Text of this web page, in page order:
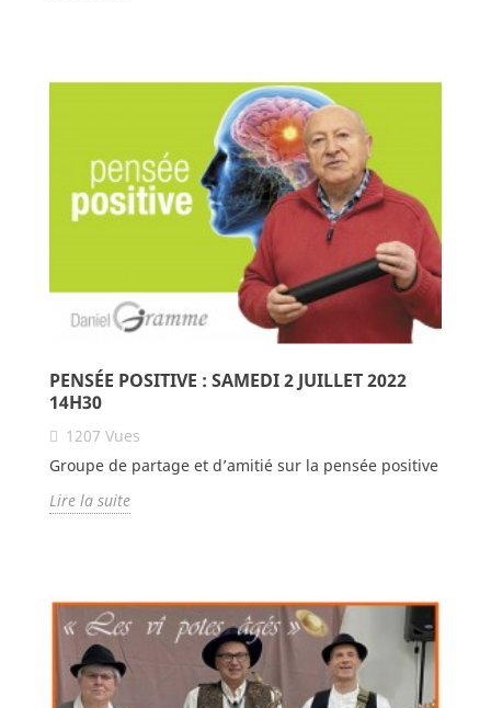
PENSÉE POSITIVE : SAMEDI 2 JUILLET 2022
14H30
1207 Vues
Groupe de partage et d’amitié sur la pensée positive
Lire la suite